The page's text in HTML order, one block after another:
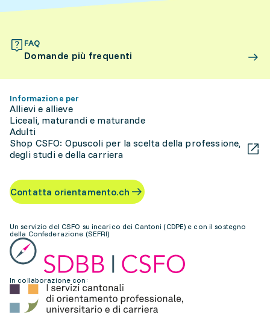
FAQ
Domande più frequenti
Informazione per
Allievi e allieve
Liceali, maturandi e maturande
Adulti
Shop CSFO: Opuscoli per la scelta della professione,
degli studi e della carriera
Contatta orientamento.ch
Un servizio del CSFO su incarico dei Cantoni (CDPE) e con il sostegno
della Confederazione (SEFRI)
In collaborazione con: